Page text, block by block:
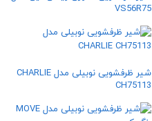
VS56R75
شیر ظرفشویی نوبیلی مدل CHARLIE
CH75113